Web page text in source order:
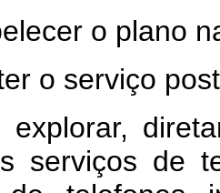
o plano
o serviço
serviços de